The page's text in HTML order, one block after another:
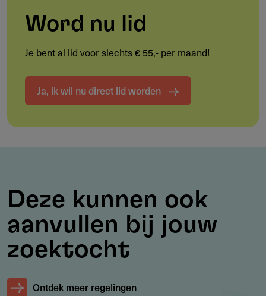
Niet commerciële rechtspersonen, zoals stichtingen en
verenigingen.
Werkgebied
De doelgroep beperkt zich niet tot Nederland, maar de
ondersteuning kan ook elders plaatsvinden, mits de
Voorwaarden
De activiteiten dienen verbonden te zijn met de christelijke
LHBT’ers ( lesbische, homo, biseksuele, transgender)
organisaties en groepen.
Word nu lid
Je bent al lid voor slechts € 55,- per maand!
Ja, ik wil nu direct lid worden
Deze kunnen ook
aanvullen bij jouw
zoektocht
Ontdek meer regelingen